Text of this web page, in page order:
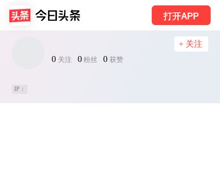
打开APP
0 关注 0 粉丝 0 获赞
+ 关注
IP：